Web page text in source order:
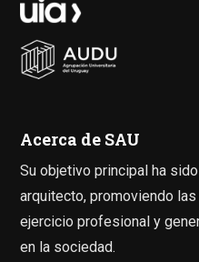
Acerca de SAU
Su objetivo principal ha
arquitecto, promoviendo
ejercicio profesional y
en la sociedad.